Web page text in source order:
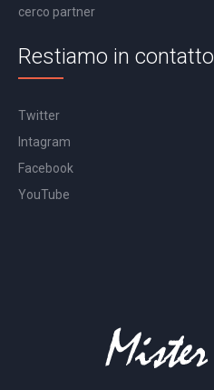
cerco partner
Restiamo in contatto
Twitter
Intagram
Facebook
YouTube